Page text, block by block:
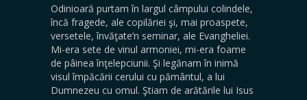
Odinioară purtam în largul câmpului colindele,
încă fragede, ale copilăriei şi, mai proaspete,
versetele, învăţate’n seminar, ale Evangheliei.
Mi-era sete de vinul armoniei, mi-era foame
de pâinea înţelepciunii. Şi legănam în inimă
visul împăcării cerului cu pământul, a lui
Dumnezeu cu omul. Ştiam de arătările lui Isus